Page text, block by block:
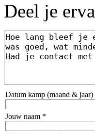
Deel je
Datum kamp (maand & jaar)
Jouw naam *